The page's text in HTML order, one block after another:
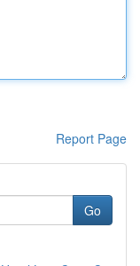
Report Page
Go